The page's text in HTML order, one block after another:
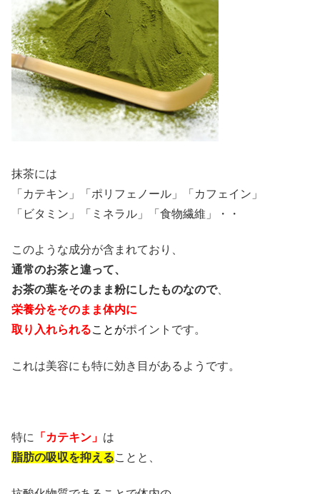
抹茶には
「カテキン」「ポリフェノール」「カフェイン」
「ビタミン」「ミネラル」「食物繊維」・・
このような成分が含まれており、
通常のお茶と違って、
お茶の葉をそのまま粉にしたものなので、
栄養分をそのまま体内に
取り入れられることがポイントです。
これは美容にも特に効き目があるようです。
特に 「カテキン」 は
脂肪の吸収を抑えることと